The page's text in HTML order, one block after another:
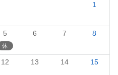
1
5 6 7 8
12 13 14 15